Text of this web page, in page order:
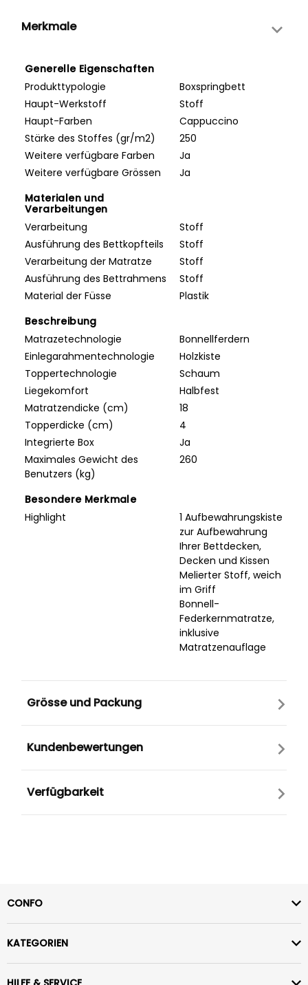
Merkmale
Generelle Eigenschaften
Produkttypologie
Boxspringbett
Haupt-Werkstoff
Stoff
Haupt-Farben
Cappuccino
Stärke des Stoffes (gr/m2)
250
Weitere verfügbare Farben
Ja
Weitere verfügbare Grössen
Ja
Materialen und
Verarbeitungen
Verarbeitung
Stoff
Ausführung des Bettkopfteils
Stoff
Verarbeitung der Matratze
Stoff
Ausführung des Bettrahmens
Stoff
Material der Füsse
Plastik
Beschreibung
Matrazetechnologie
Bonnellferdern
Einlegarahmentechnologie
Holzkiste
Toppertechnologie
Schaum
Liegekomfort
Halbfest
Matratzendicke (cm)
18
Topperdicke (cm)
4
Integrierte Box
Ja
Maximales Gewicht des
Benutzers (kg)
260
Besondere Merkmale
Highlight
1 Aufbewahrungskiste
zur Aufbewahrung
Ihrer Bettdecken,
Decken und Kissen
Melierter Stoff, weich
im Griff
Bonnell-
Federkernmatratze,
inklusive
Matratzenauflage
Grösse und Packung
Kundenbewertungen
Verfügbarkeit
CONFO
KATEGORIEN